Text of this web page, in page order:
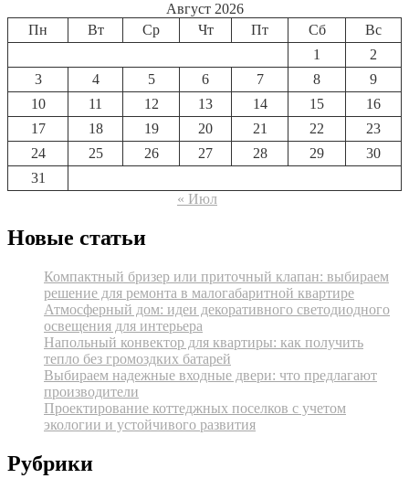
Август 2026
Пн
Вт Ср Чт Пт Сб
Вс
1
2
3
4 5 6 7 8
9
10
11 12 13 14 15
16
17
18 19 20 21 22
23
24
25 26 27 28 29
30
31
« Июл
Новые статьи
Компактный бризер или приточный клапан: выбираем
решение для ремонта в малогабаритной квартире
Атмосферный дом: идеи декоративного светодиодного
освещения для интерьера
Напольный конвектор для квартиры: как получить
тепло без громоздких батарей
Выбираем надежные входные двери: что предлагают
производители
Проектирование коттеджных поселков с учетом
экологии и устойчивого развития
Рубрики